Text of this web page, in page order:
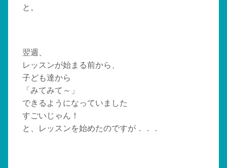
と。
翌週、
レッスンが始まる前から、
子ども達から
「みてみて～」
できるようになっていました
すごいじゃん！
と、レッスンを始めたのですが．．．